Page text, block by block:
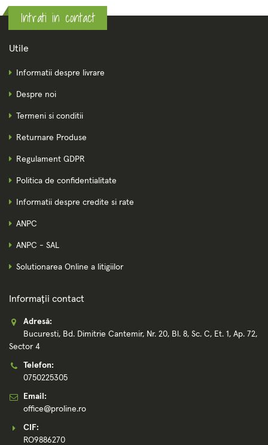
Intrati in contact
Utile
Informatii despre livrare
Despre noi
Termeni si conditii
Returnare Produse
Regulament GDPR
Politica de confidentialitate
Informatii despre credite si rate
ANPC
ANPC - SAL
Solutionarea Online a litigiilor
Informații contact
Adresă:
Bucuresti, Bd. Dimitrie Cantemir, Nr. 20, Bl. 8, Sc. C, Et. 1, Ap. 72,
Sector 4
Telefon:
0750225305
Email:
office@proline.ro
CIF:
RO9886270